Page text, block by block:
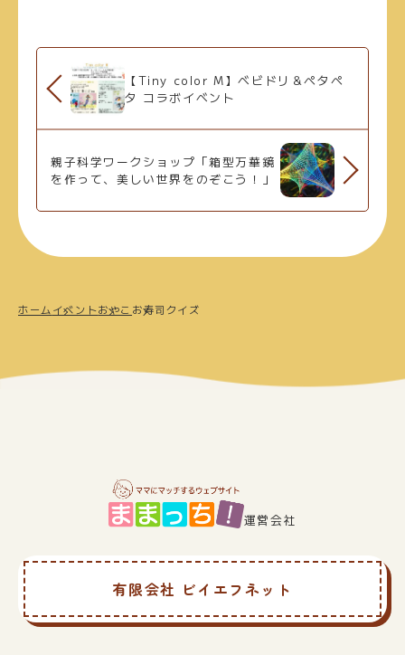
【Tiny color M】ベビドリ＆ペタペ
タ コラボイベント
親子科学ワークショップ「箱型万華鏡
を作って、美しい世界をのぞこう！」
ホーム イベントおやこ お寿司クイズ
運営会社
有限会社 ビイエフネット